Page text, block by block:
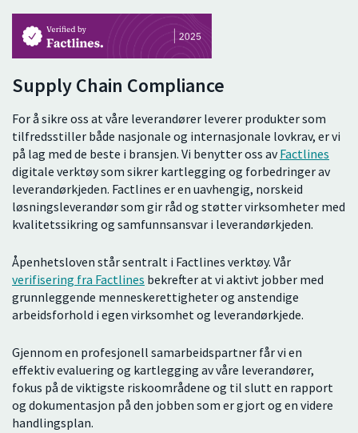
Supply Chain Compliance
For å sikre oss at våre leverandører leverer produkter som
tilfredsstiller både nasjonale og internasjonale lovkrav, er vi
på lag med de beste i bransjen. Vi benytter oss avFactlines
digitale verktøy som sikrer kartlegging og forbedringer av
leverandørkjeden. Factlines er en uavhengig, norskeid
løsningsleverandør som gir råd og støtter virksomheter med
kvalitetssikring og samfunnsansvar i leverandørkjeden.
Åpenhetsloven står sentralt i Factlines verktøy. Vår
verifisering fra Factlines bekrefter at vi aktivt jobber med
grunnleggende menneskerettigheter og anstendige
arbeidsforhold i egen virksomhet og leverandørkjede.
Gjennom en profesjonell samarbeidspartner får vi en
effektiv evaluering og kartlegging av våre leverandører,
fokus på de viktigste riskoområdene og til slutt en rapport
og dokumentasjon på den jobben som er gjort og en videre
handlingsplan.